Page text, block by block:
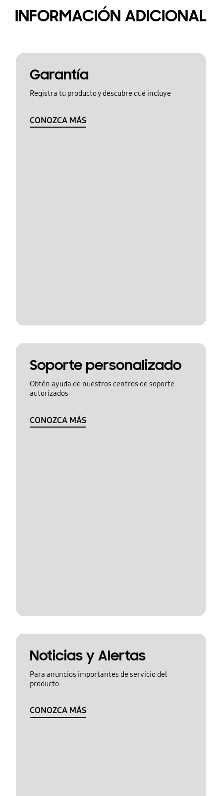
INFORMACIÓN ADICIONAL
Garantía
Registra tu producto y descubre qué incluye
CONOZCA MÁS
Soporte personalizado
Obtén ayuda de nuestros centros de soporte
autorizados
CONOZCA MÁS
Noticias y Alertas
Para anuncios importantes de servicio del
producto
CONOZCA MÁS